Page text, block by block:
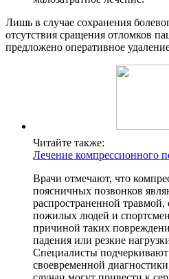
Лишь в случае сохранения
отсутствия сращения отломков
предложено оперативное
Читайте также:
Лечение компрессионного
Врачи отмечают, что
поясничных позвонков
распространенной травмой,
пожилых людей и
причиной таких
падения или резкие
Специалисты
своевременной